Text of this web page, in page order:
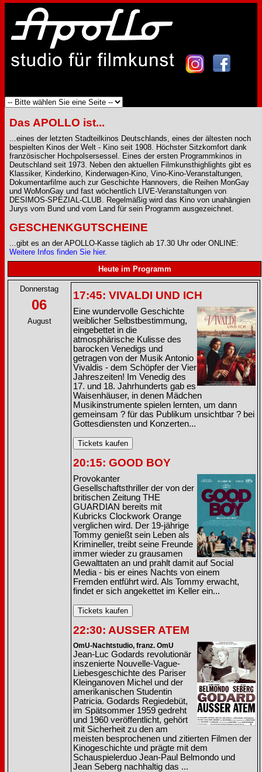
Das APOLLO ist...
...eines der letzten Stadteilkinos Deutschlands, eines der ältesten noch
bespielten Kinos der Welt - Kino seit 1908. Höchster Sitzkomfort dank
französischer Hochpolsersessel. Eines der ersten Programmkinos in
Deutschland seit 1973. Neben den aktuellen Filmkunsthighlights gibt es
Klassiker, Kinderkino, Kinderwagen-Kino, Vino-Kino-Veranstaltungen,
Dokumentarfilme auch zur Geschichte Hannovers, die Reihen MonGay
und WoMonGay und fast wöchentlich LIVE-Veranstaltungen von
DESIMOS-SPEZIAL-CLUB. Regelmäßig wird das Kino von unahängien
Jurys vom Bund und vom Land für sein Programm ausgezeichnet.
GESCHENKGUTSCHEINE
...gibt es an der APOLLO-Kasse täglich ab 17.30 Uhr oder ONLINE:
Weitere Infos finden Sie hier.
Heute im Programm
Donnerstag
06
August
17:45: VIVALDI UND ICH
Eine wundervolle Geschichte
weiblicher Selbstbestimmung,
eingebettet in die
atmosphärische Kulisse des
barocken Venedigs und
getragen von der Musik Antonio
Vivaldis - dem Schöpfer der Vier
Jahreszeiten! Im Venedig des
17. und 18. Jahrhunderts gab es
Waisenhäuser, in denen Mädchen
Musikinstrumente spielen lernten, um dann
gemeinsam ? für das Publikum unsichtbar ? bei
Gottesdiensten und Konzerten...
20:15: GOOD BOY
Provokanter
Gesellschaftsthriller der von der
britischen Zeitung THE
GUARDIAN bereits mit
Kubricks Clockwork Orange
verglichen wird. Der 19-jährige
Tommy genießt sein Leben als
Krimineller, treibt seine Freunde
immer wieder zu grausamen
Gewalttaten an und prahlt damit auf Social
Media - bis er eines Nachts von einem
Fremden entführt wird. Als Tommy erwacht,
findet er sich angekettet im Keller ein...
22:30: AUSSER ATEM
OmU-Nachtstudio, franz. OmU
Jean-Luc Godards revolutionär
inszenierte Nouvelle-Vague-
Liebesgeschichte des Pariser
Kleinganoven Michel und der
amerikanischen Studentin
Patricia. Godards Regiedebüt,
im Spätsommer 1959 gedreht
und 1960 veröffentlicht, gehört
mit Sicherheit zu den am
meisten besprochenen und zitierten Filmen der
Kinogeschichte und prägte mit dem
Schauspielerduo Jean-Paul Belmondo und
Jean Seberg nachhaltig das ...